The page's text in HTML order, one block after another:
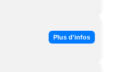
Plus d'infos